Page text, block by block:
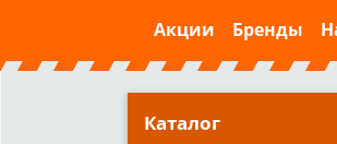
Акции Бренды
Каталог